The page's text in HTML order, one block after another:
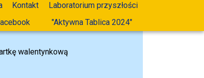
Kontakt
Laboratorium przyszłości
"Aktywna Tablica 2024"
walentynkową